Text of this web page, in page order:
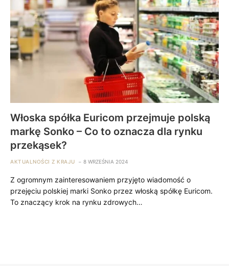
Włoska spółka Euricom przejmuje polską
markę Sonko – Co to oznacza dla rynku
przekąsek?
AKTUALNOŚCI Z KRAJU 8 WRZEŚNIA 2024
Z ogromnym zainteresowaniem przyjęto wiadomość o
przejęciu polskiej marki Sonko przez włoską spółkę Euricom.
To znaczący krok na rynku zdrowych…